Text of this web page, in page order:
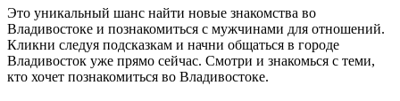
Это уникальный шанс найти новые знакомства во
Владивостоке и познакомиться с мужчинами для отношений.
Кликни следуя подсказкам и начни общаться в городе
Владивосток уже прямо сейчас. Смотри и знакомься с теми,
кто хочет познакомиться во Владивостоке.